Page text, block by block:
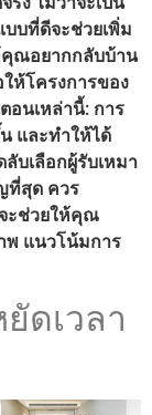
บที่ดีจะช่วยเพิ่ม
คุณอยากกลับบ้าน
ห้โครงการของ
อนเหล่านี้: การ
และทำให้ได้
บเลือกผู้รับเหมา
ที่สุด ควร
ะช่วยให้คุณ
พ แนวโน้มการ
ดเวลา